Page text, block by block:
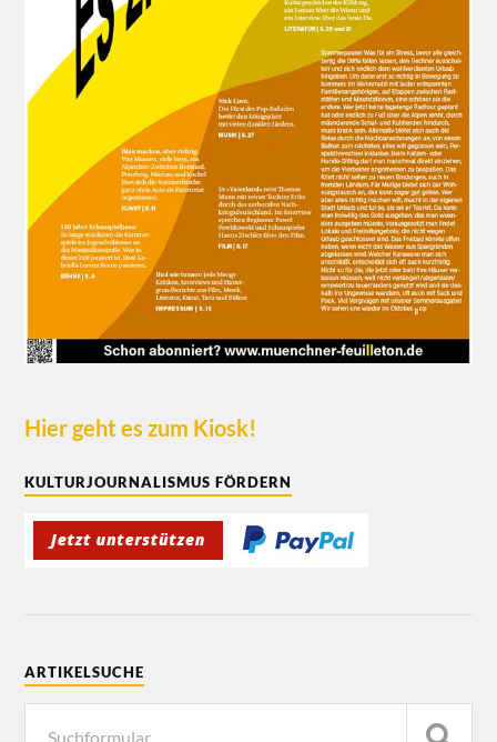
Hier geht es zum Kiosk!
KULTURJOURNALISMUS FÖRDERN
ARTIKELSUCHE